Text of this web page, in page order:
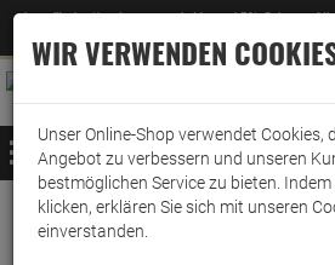
Jetzt für den Newsletter entscheiden und 5% Rabatt auf
–Zum Newsletter
MENÜ
Weiter einkaufen www.wark24.de
Küche
Staubsaugerzubehör
WIR VERWENDEN
Unser Online-Shop verwendet Cookies,
Angebot zu verbessern und unseren
bestmöglichen Service zu bieten. Indem
klicken, erklären Sie sich mit unseren
einverstanden.